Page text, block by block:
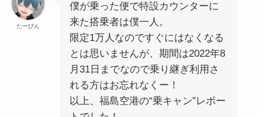
たーびん
僕が乗った便で特設カウンターに
来た搭乗者は僕一人。
限定1万人なのですぐにはなくなる
とは思いませんが、期間は2022年8
月31日までなので乗り継ぎ利用さ
れる方はお忘れなくー！
以上、福島空港の“乗キャン”レポー